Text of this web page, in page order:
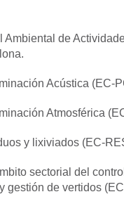
Ambiental de
Acústica (EC-
Atmosférica
y lixiviados (EC-
sectorial del
gestión de vertidos